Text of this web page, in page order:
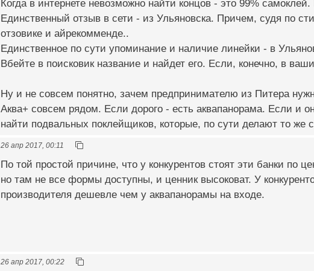
Когда в интернете невозможно найти концов - это 99%
Единственный отзыв в сети - из Ульяновска. Причем, судя по
отзовике и айрекомменде..
Единственное по сути упоминание и наличие линейки - в
Вбейте в поисковик название и найдет его. Если, конечно, в
Ну и не совсем понятно, зачем предпринимателю из Питера
Аква+ совсем рядом. Если дорого - есть аквапанорама. Если и
найти подвальных поклейщиков, которые, по сути делают то же
26 апр 2017, 00:11
По той простой причине, что у конкурентов стоят эти банки по
но там не все формы доступны, и ценник высоковат. У
производителя дешевле чем у аквапанорамы на входе.
26 апр 2017, 00:22